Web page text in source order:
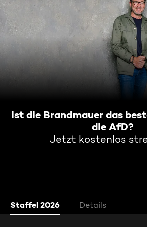
Ist die Brandmauer das
die AfD?
Jetzt kostenlos
Staffel 2026 Details